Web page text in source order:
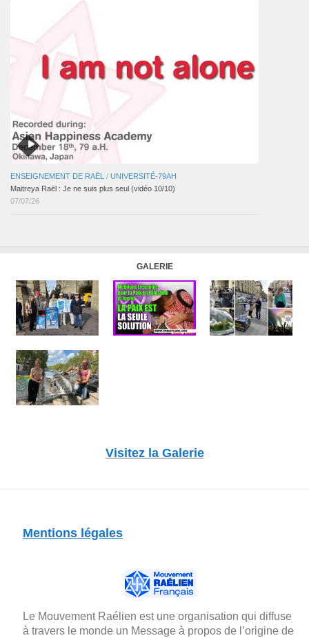
ENSEIGNEMENT DE RAËL / UNIVERSITÉ-79AH
Maitreya Raël : Je ne suis plus seul (vidéo 10/10)
07/07/26
GALERIE
Visitez la Galerie
Mentions légales
Le Mouvement Raélien est une organisation qui diffuse
à travers le monde un Message à propos de l’origine de